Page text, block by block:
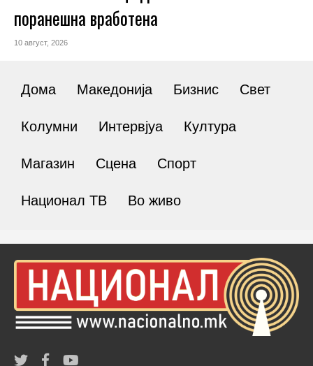
поранешна вработена
10 август, 2026
Дома Македонија Бизнис Свет
Колумни Интервјуа Култура
Магазин Сцена Спорт
Национал ТВ Во живо